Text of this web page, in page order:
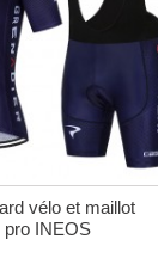
vélo et maillot
INEOS